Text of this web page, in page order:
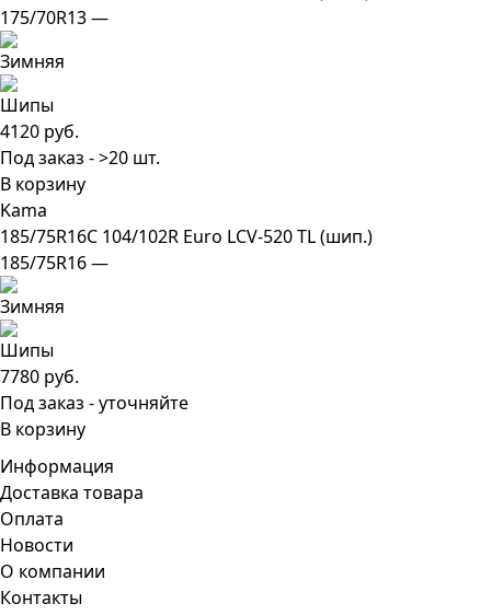
175/70R13 —
4120 руб.
Под заказ - >20 шт.
В корзину
Kama
185/75R16C 104/102R Euro LCV-520 TL (шип.)
185/75R16 —
7780 руб.
Под заказ - уточняйте
В корзину
Информация
Доставка товара
Оплата
Новости
О компании
Контакты